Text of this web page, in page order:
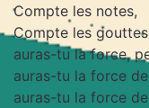
Compte les notes,
Compte les
auras-tu la force,
auras-tu la force
auras-tu la force